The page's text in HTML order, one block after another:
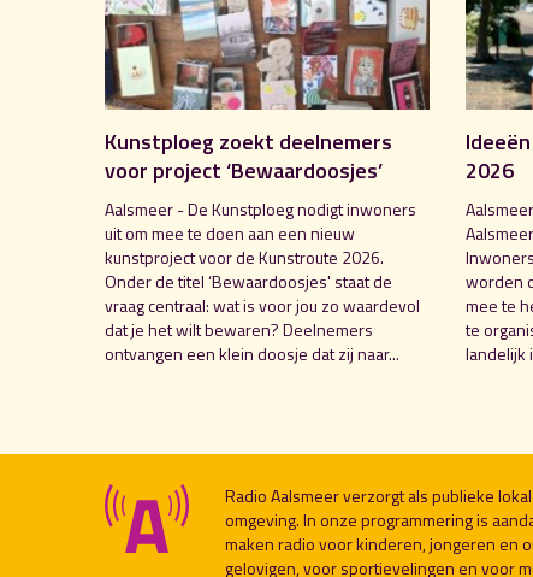
Kunstploeg zoekt deelnemers
voor project ‘Bewaardoosjes’
Aalsmeer - De Kunstploeg nodigt inwoners
uit om mee te doen aan een nieuw
kunstproject voor de Kunstroute 2026.
Onder de titel ‘Bewaardoosjes' staat de
vraag centraal: wat is voor jou zo waardevol
dat je het wilt bewaren? Deelnemers
ontvangen een klein doosje dat zij naar...
2026
worden
mee te
te
landelijk
Radio Aalsmeer verzorgt als publieke
omgeving. In onze programmering is
maken radio voor kinderen, jongeren en
gelovigen, voor sportievelingen en voor